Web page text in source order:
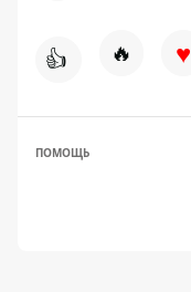
👍 🔥 ♥
ПОМОЩЬ